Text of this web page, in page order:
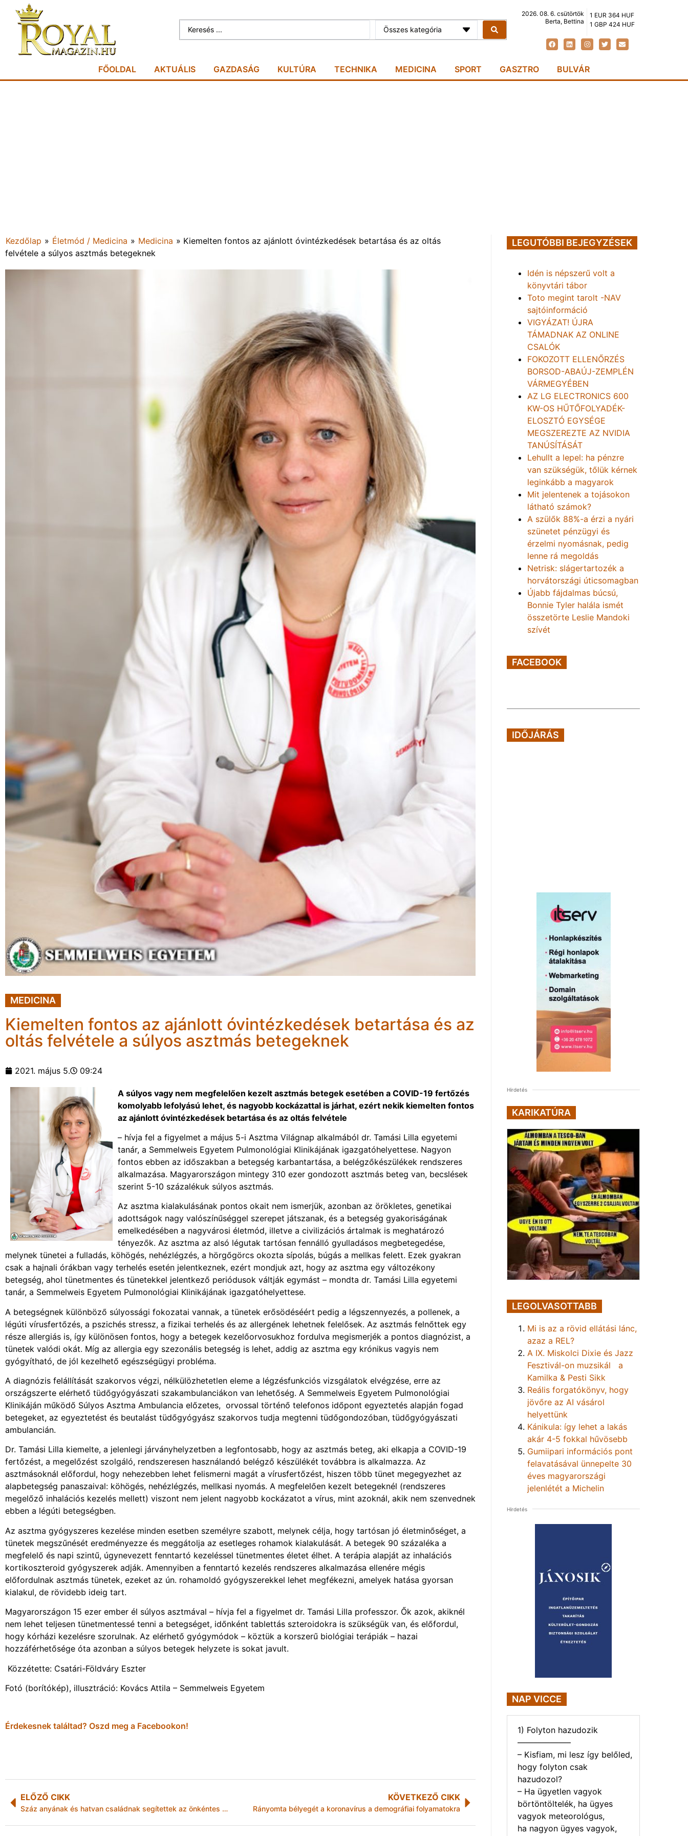
Összes kategória
2026. 08. 6. csütörtök
Berta, Bettina
1 EUR 364 HUF
1 GBP 424 HUF
FŐOLDAL AKTUÁLIS GAZDASÁG KULTÚRA TECHNIKA MEDICINA SPORT GASZTRO BULVÁR
Kezdőlap » Életmód / Medicina » Medicina » Kiemelten fontos az ajánlott óvintézkedések betartása és az oltás
felvétele a súlyos asztmás betegeknek
MEDICINA
Kiemelten fontos az ajánlott óvintézkedések betartása és az
oltás felvétele a súlyos asztmás betegeknek
2021. május 5. 09:24
A súlyos vagy nem megfelelően kezelt asztmás betegek esetében a COVID-19 fertőzés
komolyabb lefolyású lehet, és nagyobb kockázattal is járhat, ezért nekik kiemelten fontos
az ajánlott óvintézkedések betartása és az oltás felvétele
– hívja fel a figyelmet a május 5-i Asztma Világnap alkalmából dr. Tamási Lilla egyetemi
tanár, a Semmelweis Egyetem Pulmonológiai Klinikájának igazgatóhelyettese. Nagyon
fontos ebben az időszakban a betegség karbantartása, a belégzőkészülékek rendszeres
alkalmazása. Magyarországon mintegy 310 ezer gondozott asztmás beteg van, becslések
szerint 5-10 százalékuk súlyos asztmás.
Az asztma kialakulásának pontos okait nem ismerjük, azonban az örökletes, genetikai
adottságok nagy valószínűséggel szerepet játszanak, és a betegség gyakoriságának
emelkedésében a nagyvárosi életmód, illetve a civilizációs ártalmak is meghatározó
tényezők. Az asztma az alsó légutak tartósan fennálló gyulladásos megbetegedése,
melynek tünetei a fulladás, köhögés, nehézlégzés, a hörgőgörcs okozta sípolás, búgás a mellkas felett. Ezek gyakran
csak a hajnali órákban vagy terhelés esetén jelentkeznek, ezért mondjuk azt, hogy az asztma egy változékony
betegség, ahol tünetmentes és tünetekkel jelentkező periódusok váltják egymást – mondta dr. Tamási Lilla egyetemi
tanár, a Semmelweis Egyetem Pulmonológiai Klinikájának igazgatóhelyettese.
A betegségnek különböző súlyossági fokozatai vannak, a tünetek erősödéséért pedig a légszennyezés, a pollenek, a
légúti vírusfertőzés, a pszichés stressz, a fizikai terhelés és az allergének lehetnek felelősek. Az asztmás felnőttek egy
része allergiás is, így különösen fontos, hogy a betegek kezelőorvosukhoz fordulva megismerjék a pontos diagnózist, a
tünetek valódi okát. Míg az allergia egy szezonális betegség is lehet, addig az asztma egy krónikus vagyis nem
gyógyítható, de jól kezelhető egészségügyi probléma.
A diagnózis felállítását szakorvos végzi, nélkülözhetetlen eleme a légzésfunkciós vizsgálatok elvégzése, erre az
országszerte elérhető tüdőgyógyászati szakambulanciákon van lehetőség. A Semmelweis Egyetem Pulmonológiai
Klinikáján működő Súlyos Asztma Ambulancia előzetes, orvossal történő telefonos időpont egyeztetés alapján fogad
betegeket, az egyeztetést és beutalást tüdőgyógyász szakorvos tudja megtenni tüdőgondozóban, tüdőgyógyászati
ambulancián.
Dr. Tamási Lilla kiemelte, a jelenlegi járványhelyzetben a legfontosabb, hogy az asztmás beteg, aki elkapja a COVID-19
fertőzést, a megelőzést szolgáló, rendszeresen használandó belégző készülékét továbbra is alkalmazza. Az
asztmásoknál előfordul, hogy nehezebben lehet felismerni magát a vírusfertőzést, hiszen több tünet megegyezhet az
alapbetegség panaszaival: köhögés, nehézlégzés, mellkasi nyomás. A megfelelően kezelt betegeknél (rendszeres
megelőző inhalációs kezelés mellett) viszont nem jelent nagyobb kockázatot a vírus, mint azoknál, akik nem szenvednek
ebben a légúti betegségben.
Az asztma gyógyszeres kezelése minden esetben személyre szabott, melynek célja, hogy tartósan jó életminőséget, a
tünetek megszűnését eredményezze és meggátolja az esetleges rohamok kialakulását. A betegek 90 százaléka a
megfelelő és napi szintű, úgynevezett fenntartó kezeléssel tünetmentes életet élhet. A terápia alapját az inhalációs
kortikoszteroid gyógyszerek adják. Amennyiben a fenntartó kezelés rendszeres alkalmazása ellenére mégis
előfordulnak asztmás tünetek, ezeket az ún. rohamoldó gyógyszerekkel lehet megfékezni, amelyek hatása gyorsan
kialakul, de rövidebb ideig tart.
Magyarországon 15 ezer ember él súlyos asztmával – hívja fel a figyelmet dr. Tamási Lilla professzor. Ők azok, akiknél
nem lehet teljesen tünetmentessé tenni a betegséget, időnként tablettás szteroidokra is szükségük van, és előfordul,
hogy kórházi kezelésre szorulnak. Az elérhető gyógymódok – köztük a korszerű biológiai terápiák – hazai
hozzáférhetősége óta azonban a súlyos betegek helyzete is sokat javult.
Közzétette: Csatári-Földváry Eszter
Fotó (borítókép), illusztráció: Kovács Attila – Semmelweis Egyetem
Érdekesnek találtad? Oszd meg a Facebookon!
ELŐZŐ CIKK
Száz anyának és hatvan családnak segítettek az önkéntes lelkészek
KÖVETKEZŐ CIKK
Rányomta bélyegét a koronavírus a demográfiai folyamatokra
LEGUTÓBBI BEJEGYZÉSEK
Idén is népszerű volt a
könyvtári tábor
Toto megint tarolt -NAV
sajtóinformáció
VIGYÁZAT! ÚJRA
TÁMADNAK AZ ONLINE
CSALÓK
FOKOZOTT ELLENŐRZÉS
BORSOD-ABAÚJ-ZEMPLÉN
VÁRMEGYÉBEN
AZ LG ELECTRONICS 600
KW-OS HŰTŐFOLYADÉK-
ELOSZTÓ EGYSÉGE
MEGSZEREZTE AZ NVIDIA
TANÚSÍTÁSÁT
Lehullt a lepel: ha pénzre
van szükségük, tőlük kérnek
leginkább a magyarok
Mit jelentenek a tojásokon
látható számok?
A szülők 88%-a érzi a nyári
szünetet pénzügyi és
érzelmi nyomásnak, pedig
lenne rá megoldás
Netrisk: slágertartozék a
horvátországi úticsomagban
Újabb fájdalmas búcsú,
Bonnie Tyler halála ismét
összetörte Leslie Mandoki
szívét
FACEBOOK
IDŐJÁRÁS
Hirdetés
KARIKATÚRA
LEGOLVASOTTABB
Mi is az a rövid ellátási lánc,
azaz a REL?
A IX. Miskolci Dixie és Jazz
Fesztivál-on muzsikál a
Kamilka & Pesti Sikk
Reális forgatókönyv, hogy
jövőre az AI vásárol
helyettünk
Kánikula: így lehet a lakás
akár 4-5 fokkal hűvösebb
Gumiipari információs pont
felavatásával ünnepelte 30
éves magyarországi
jelenlétét a Michelin
Hirdetés
NAP VICCE
1) Folyton hazudozik
——————–
– Kisfiam, mi lesz így belőled,
hogy folyton csak
hazudozol?
– Ha ügyetlen vagyok
börtöntöltelék, ha ügyes
vagyok meteorológus,
ha nagyon ügyes vagyok,